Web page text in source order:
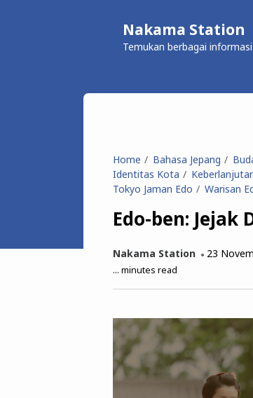
Nakama Station
Temukan berbagai
Home Bahasa Jepang
Identitas Kota
Tokyo Jaman Edo
Warisan
Edo-ben: Jejak
Nakama Station 23
... minutes read